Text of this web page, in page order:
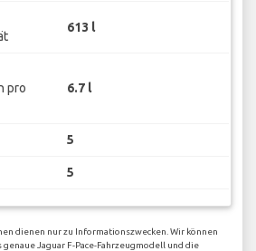
613 l
pro
6.7 l
5
5
dienen nur zu Informationszwecken. Wir können
genaue Jaguar F-Pace-Fahrzeugmodell und die